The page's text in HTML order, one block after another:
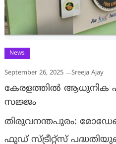
News
September 26, 2025 Sreeja Ajay
കേരളത്തില്‍ ആധുനിക
സജ്ജം
തിരുവനന്തപുരം:
ഫുഡ് സ്ട്രീറ്റ്‌സ്